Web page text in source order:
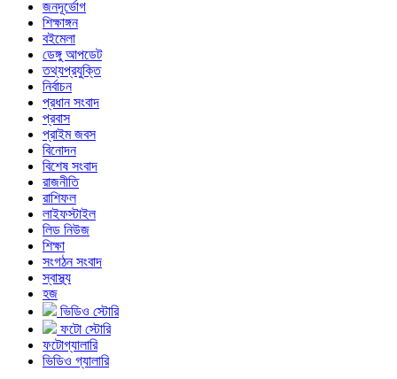
জনদূর্ভোগ
শিক্ষাঙ্গন
বইমেলা
ডেঙ্গু আপডেট
তথ্যপ্রযুক্তি
নির্বাচন
প্রধান সংবাদ
প্রবাস
প্রাইম জবস
বিনোদন
বিশেষ সংবাদ
রাজনীতি
রাশিফল
লাইফস্টাইল
লিড নিউজ
শিক্ষা
সংগঠন সংবাদ
স্বাস্থ্য
হজ
ভিডিও স্টোরি
ফটো স্টোরি
ফটোগ্যালারি
ভিডিও গ্যালারি